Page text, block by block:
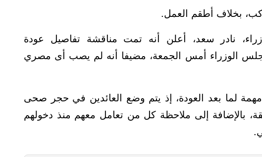
نادر سعد، أعلن أنه تمت مناقشة تفاصيل عودة
الوزراء أمس الجمعة، مضيفا أنه لم يصب أى مصري
لما بعد العودة، إذ يتم وضع العائدين في حجر صحى
بالإضافة إلى ملاحظة كل من تعامل معهم منذ دخولهم